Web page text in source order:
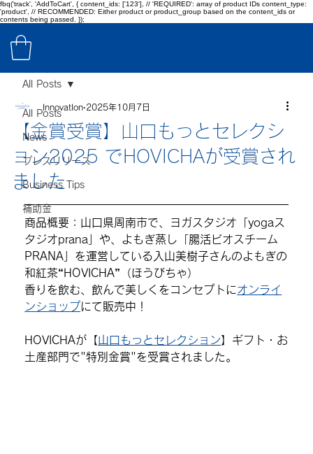
fbq('track', 'AddToCart', { content_ids: ['123'], // 'REQUIRED': array of product IDs content_type:
'product', // RECOMMENDED: Either product or product_group based on the content_ids or
contents being passed. });
All Posts
News
プレスリリース
Business Tips
補助金
All Posts
【金賞受賞】山口もっとセレクシ
ョン2025 でHOVICHAが受賞され
ました
InnovatIon 2025年10月7日
商品概要：山口県周南市で、ヨガスタジオ「yogaス
タジオprana」や、よもぎ蒸し「腸活ビオスチーム
PRANA」を運営している入山美樹子さんのよもぎの
和紅茶“HOVICHA”（ほうびちゃ）
香りを飲む、飲んで美しくをコンセプトにオンライ
ンショップにて販売中！
HOVICHAが【山口もっとセレクション】 ギフト・お
土産部門で"特別金賞"を受賞されました。